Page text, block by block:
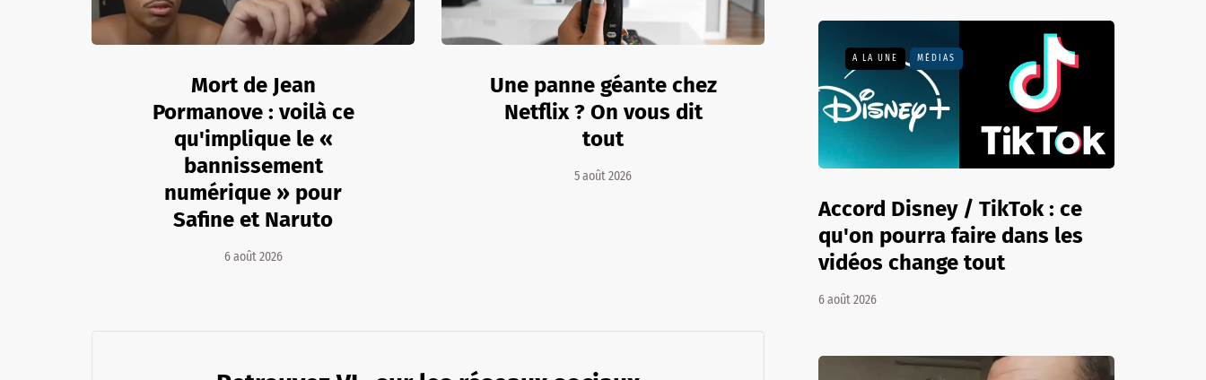
Mort de Jean
Pormanove : voilà ce
qu'implique le «
bannissement
numérique » pour
Safine et Naruto
6 août 2026
Une panne géante chez
Netflix ? On vous dit
tout
5 août 2026
A LA UNE MÉDIAS
Accord Disney / TikTok : ce
qu'on pourra faire dans les
vidéos change tout
6 août 2026